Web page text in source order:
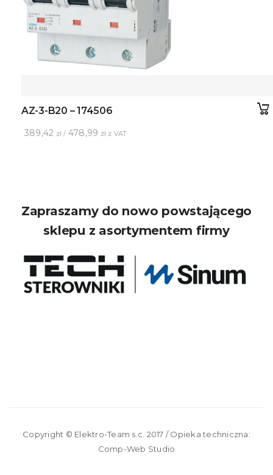
AZ-3-B20 – 174506
389,42 zł / 478,99 zł z VAT
Zapraszamy do nowo powstającego
sklepu z asortymentem firmy
Copyright © Elektro-Team s.c. 2017 / Opieka techniczna:
Comp-Web Studio